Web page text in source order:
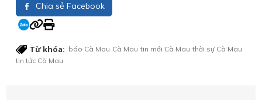
Chia sẻ Facebook
Từ khóa: báo Cà Mau Cà Mau tin mới Cà Mau thời sự Cà Mau
tin tức Cà Mau